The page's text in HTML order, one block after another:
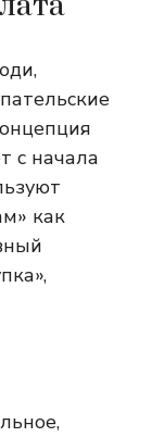
с начала
как